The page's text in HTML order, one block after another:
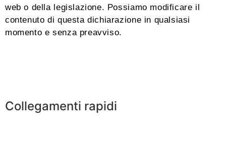
web o della legislazione. Possiamo modificare il
contenuto di questa dichiarazione in qualsiasi
momento e senza preavviso.
Collegamenti rapidi